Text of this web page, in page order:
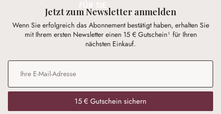
Jetzt zum Newsletter anmelden
Wenn Sie erfolgreich das Abonnement bestätigt haben, erhalten Sie
mit Ihrem ersten Newsletter einen 15 € Gutschein¹ für Ihren
nächsten Einkauf.
E-Mail-Adresse
15 € Gutschein sichern